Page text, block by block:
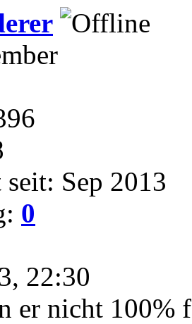
Sep 2013
0
22:30
er nicht 100%